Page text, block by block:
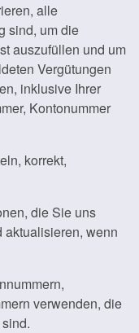
alle
sind, um die
auszufüllen und um
Vergütungen
inklusive Ihrer
Kontonummer
korrekt,
die Sie uns
aktualisieren, wenn
verwenden, die